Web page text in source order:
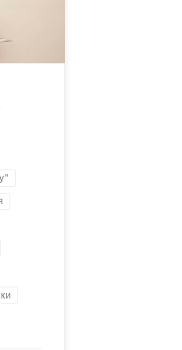
наклади,